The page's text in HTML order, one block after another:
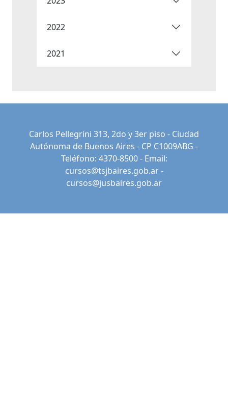
2022
2021
Carlos Pellegrini 313, 2do y 3er piso - Ciudad
Autónoma de Buenos Aires - CP C1009ABG -
Teléfono: 4370-8500 - Email:
cursos@tsjbaires.gob.ar-
cursos@jusbaires.gob.ar